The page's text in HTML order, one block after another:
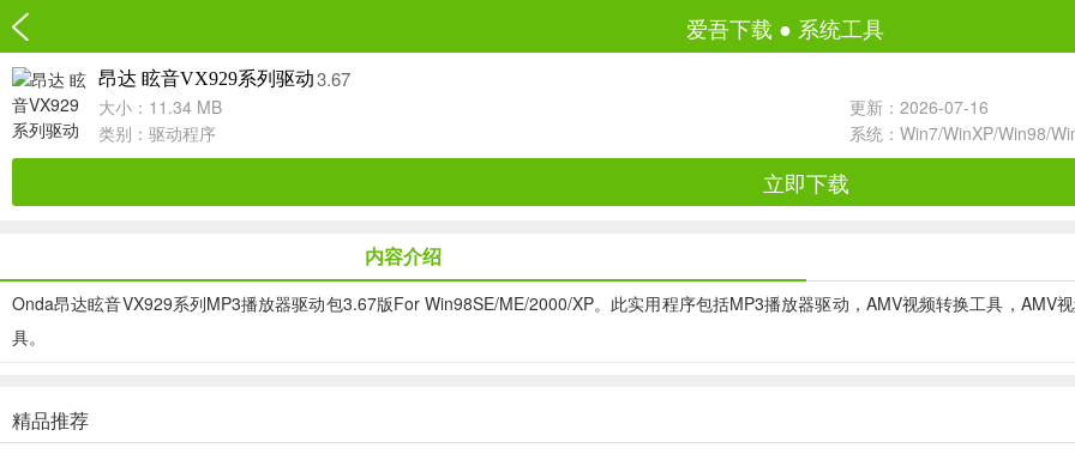
爱吾下载 ● 系统工具
昂达 眩音VX929系列驱动3.67
大小：11.34 MB
更新：2026-07-16
类别： 驱动程序 系统：Win7/WinXP/Win98/
立即下载
内容介绍
Onda昂达眩音VX929系列MP3播放器驱动包3.67版For Win98SE/ME/2000/XP。此实用程序包括MP3播放器驱动，AMV视频转换工具，AMV
具。
精品推荐